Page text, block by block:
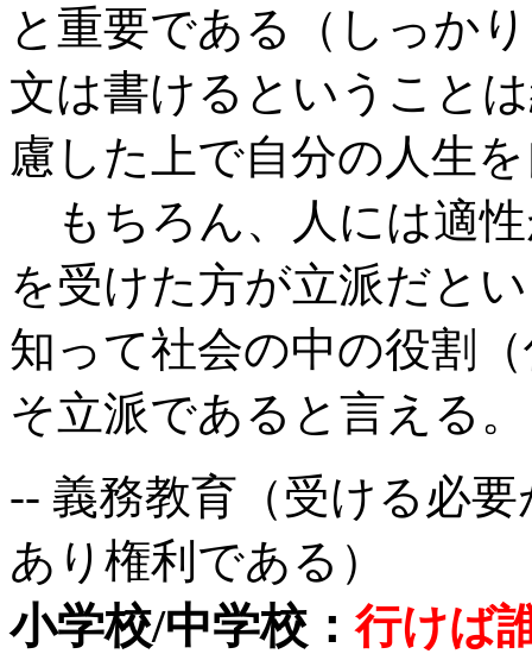
と重要である（しっか
文は書けるということ
慮した上で自分の人生
もちろん、人には適
を受けた方が立派だと
知って社会の中の役割
そ立派であると言える。
-- 義務教育（受ける必
あり権利である）
小学校/中学校：行けば